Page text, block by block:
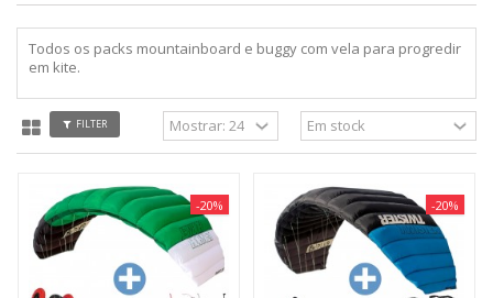
Todos os packs mountainboard e buggy com vela para progredir
em kite.
FILTER
-20% -20%